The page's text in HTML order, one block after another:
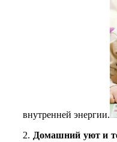
внутренней энергии.
2. Домашний уют и